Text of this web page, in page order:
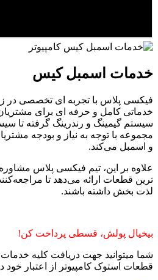
خدمات اسمبل کیس
فیکسی پلاس با تجربه‌ ای تخصصی در
خدماتی کامل و حرفه‌ ای برای
سیستم‌ گیمینگ و رندرینگ گرفته تا
مجموعه با توجه به نیاز و بودجه
و اسمبل می‌کند.
علاوه بر این، تیم فیکسی پلاس مشاوره
ترین قطعات ارائه می‌دهد تا
لذت‌ بخش داشته باشند.
بیخیال پولش، قسطی پرداخت کن!
شما میتوانید جهت دریافت کلیه
قطعات استوک کامپیوتر از اعتبار خود